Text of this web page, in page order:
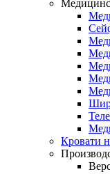
Кровати